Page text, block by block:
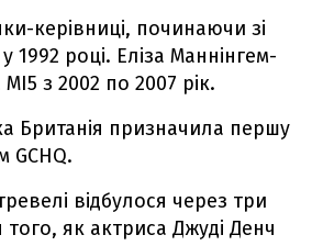
керівниці, починаючи зі
1992 році. Еліза Маннінгем-
з 2002 по 2007 рік.
Британія призначила першу
GCHQ.
відбулося через три
того, як актриса Джуді Денч